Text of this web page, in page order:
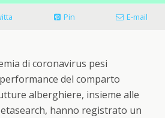
Pin E-mail
di coronavirus pesi
del comparto
alberghiere, insieme alle
hanno registrato un